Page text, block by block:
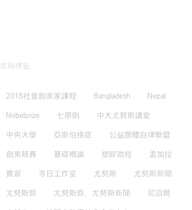
常用標籤
2018社會創業家課程 Bangladesh Nepal
Nobelprize 七原則 中大尤努斯講堂
中央大學 亞斯伯格症 公益團體自律聯盟
創業競賽 基礎概論 塑膠微粒 孟加拉
實習 寺日工作室 尤努斯 尤努斯新聞
尤努斯獎 尤努斯獎，尤努斯新聞 尼泊爾